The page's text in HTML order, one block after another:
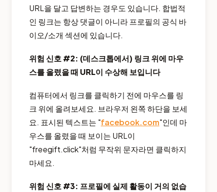
URL을 달고 답변하는 경우도 있습니다. 합법적
인 링크는 항상 댓글이 아니라 프로필의 공식 바
이오/소개 섹션에 있습니다.
위험 신호 #2: (데스크톱에서) 링크 위에 마우
스를 올렸을 때 URL이 수상해 보입니다
컴퓨터에서 링크를 클릭하기 전에 마우스를 링
크 위에 올려보세요. 브라우저 왼쪽 하단을 보세
요. 표시된 텍스트는 "facebook.com"인데 마
우스를 올렸을 때 보이는 URL이
"freegift.click"처럼 무작위 문자라면 클릭하지
마세요.
위험 신호 #3: 프로필에 실제 활동이 거의 없습